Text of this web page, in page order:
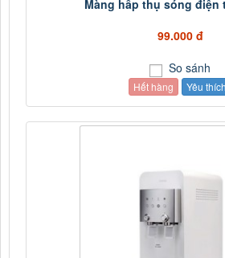
Màng hấp thụ sóng điện
99.000 đ
So sánh
Hết hàng Yêu thích